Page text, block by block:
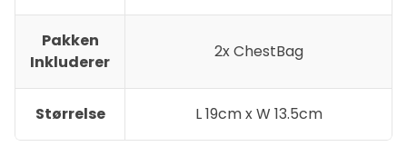
Pakken
Inkluderer
2x ChestBag
Størrelse L 19cm x W 13.5cm